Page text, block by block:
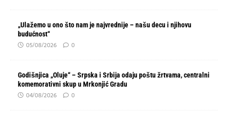
„Ulažemo u ono što nam je najvrednije – našu decu i njihovu
budućnost“
05/08/2026 0
Godišnjica „Oluje“ – Srpska i Srbija odaju poštu žrtvama, centralni
komemorativni skup u Mrkonjić Gradu
04/08/2026 0